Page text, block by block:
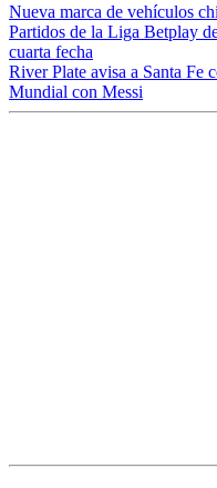
Nueva marca de vehículos
Partidos de la Liga Betplay
cuarta fecha
River Plate avisa a Santa Fe
Mundial con Messi